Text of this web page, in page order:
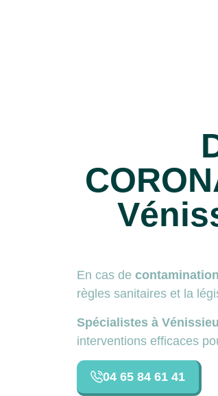
En cas de
règles sanitaires et la
Spécialistes à
interventions efficaces
04 65 84 61 41